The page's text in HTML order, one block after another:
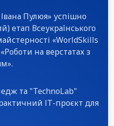
Пулюя» успішно
етап Всеукраїнського
«WorldSkills
на верстатах з
та "TechnoLab"
ІТ-проєкт для